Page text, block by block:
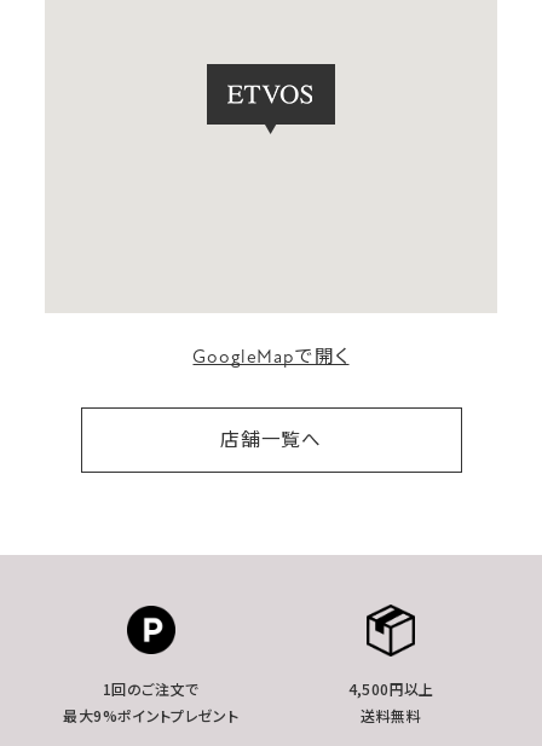
GoogleMapで開く
店舗一覧へ
1回のご注文で
最大9%ポイントプレゼント
4,500円以上
送料無料